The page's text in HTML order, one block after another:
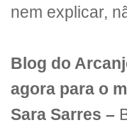
nem explicar,
Blog do
agora para o
Sara Sarres –